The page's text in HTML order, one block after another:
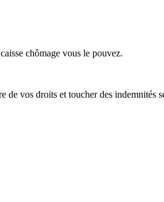
chômage vous le pouvez.
vos droits et toucher des